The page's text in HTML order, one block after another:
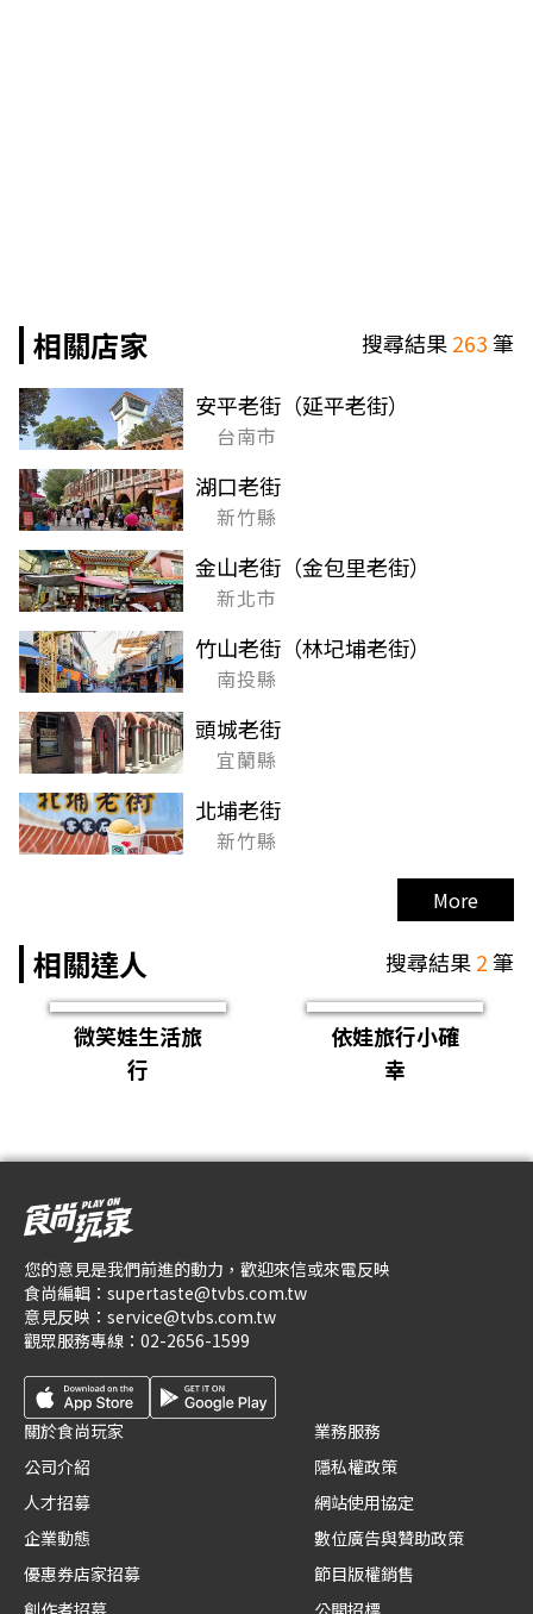
相關店家 搜尋結果263筆
安平老街（延平老街）
台南市
湖口老街
新竹縣
金山老街（金包里老街）
新北市
竹山老街（林圮埔老街）
南投縣
頭城老街
宜蘭縣
北埔老街
新竹縣
More
相關達人 搜尋結果2筆
微笑娃生活旅
行
依娃旅行小確
幸
您的意見是我們前進的動力，歡迎來信或來電反映
食尚編輯： supertaste@tvbs.com.tw
意見反映： service@tvbs.com.tw
觀眾服務專線： 02-2656-1599
關於食尚玩家
公司介紹
人才招募
企業動態
優惠券店家招募
創作者招募
業務服務
隱私權政策
網站使用協定
數位廣告與贊助政策
節目版權銷售
公開招標